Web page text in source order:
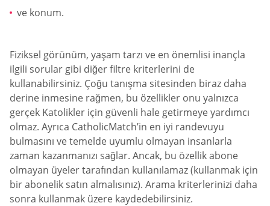
ve konum.
Fiziksel görünüm, yaşam tarzı ve en önemlisi inançla
ilgili sorular gibi diğer filtre kriterlerini de
kullanabilirsiniz. Çoğu tanışma sitesinden biraz daha
derine inmesine rağmen, bu özellikler onu yalnızca
gerçek Katolikler için güvenli hale getirmeye yardımcı
olmaz. Ayrıca CatholicMatch’in en iyi randevuyu
bulmasını ve temelde uyumlu olmayan insanlarla
zaman kazanmanızı sağlar. Ancak, bu özellik abone
olmayan üyeler tarafından kullanılamaz (kullanmak için
bir abonelik satın almalısınız). Arama kriterlerinizi daha
sonra kullanmak üzere kaydedebilirsiniz.